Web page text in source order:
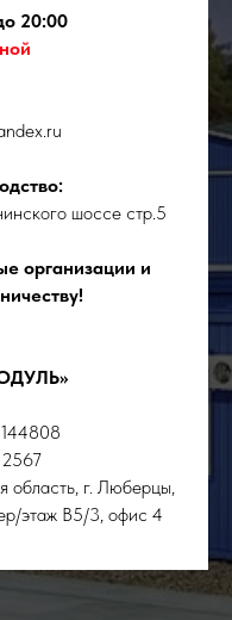
20:00
шоссе стр.5
организации и
г. Люберцы,
этаж В5/3, офис 4